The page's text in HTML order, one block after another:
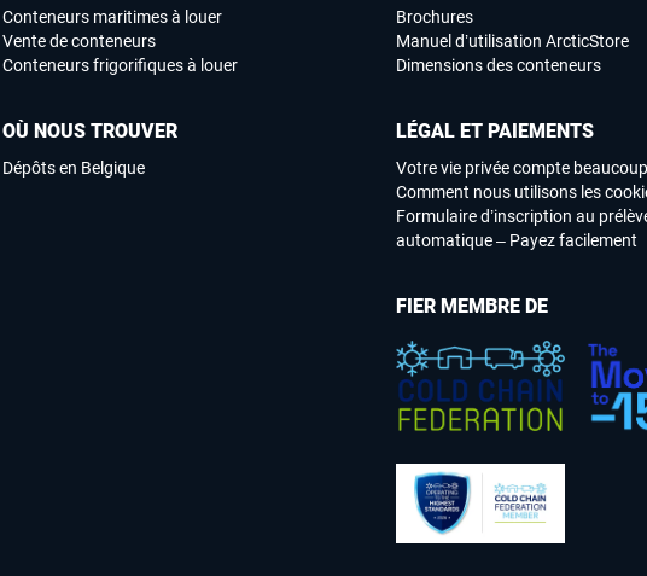
Conteneurs maritimes à louer
Vente de conteneurs
Conteneurs frigorifiques à louer
OÙ NOUS TROUVER
Dépôts en Belgique
Brochures
Manuel d’utilisation ArcticStore
Dimensions des conteneurs
LÉGAL ET PAIEMENTS
Votre vie privée compte
Comment nous utilisons les
Formulaire d’inscription au
automatique – Payez facilement
FIER MEMBRE DE